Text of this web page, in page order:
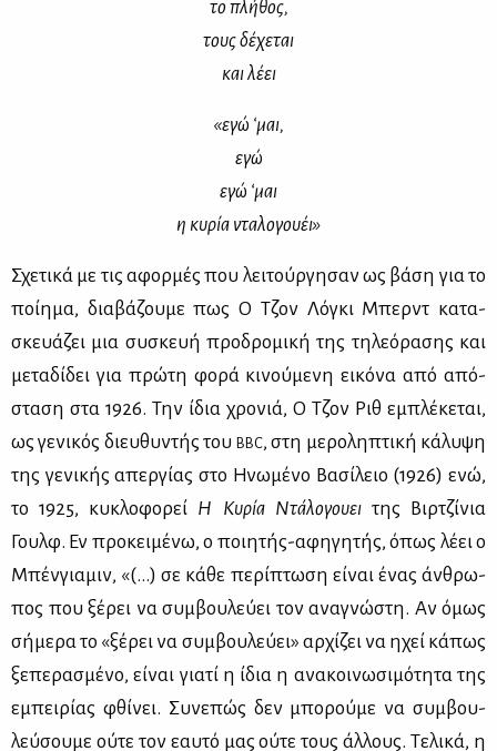
το πλή­θος,
τους δέ­χε­ται
και λέ­ει
«εγώ ‘μαι,
εγώ
εγώ ‘μαι
η κυ­ρία ντα­λο­γου­έι»
Σχε­τι­κά με τις αφορ­μές που λει­τούρ­γη­σαν ως βά­ση για το
ποί­η­μα, δια­βά­ζου­με πως Ο Τζον Λό­γκι Μπερντ κα­τα­
σκευά­ζει μια συ­σκευή προ­δρο­μι­κή της τη­λε­ό­ρα­σης και
με­τα­δί­δει για πρώ­τη φο­ρά κι­νού­με­νη ει­κό­να από από­
στα­ση στα 1926. Την ίδια χρο­νιά, Ο Τζον Ριθ εμπλέ­κε­ται,
ως γε­νι­κός διευ­θυ­ντής του BBC, στη με­ρο­λη­πτι­κή κά­λυ­ψη
της γε­νι­κής απερ­γί­ας στο Ηνω­μέ­νο Βα­σί­λειο (1926) ενώ,
το 1925, κυ­κλο­φο­ρεί Η Κυ­ρία Ντά­λο­γου­ει της Βιρ­τζί­νια
Γουλφ. Εν προ­κει­μέ­νω, ο ποι­η­τής-αφη­γη­τής, όπως λέ­ει ο
Μπέν­για­μιν, «(…) σε κά­θε πε­ρί­πτω­ση εί­ναι ένας άν­θρω­
πος που ξέ­ρει να συμ­βου­λεύ­ει τον ανα­γνώ­στη. Αν όμως
σή­με­ρα το «ξέ­ρει να συμ­βου­λεύ­ει» αρ­χί­ζει να ηχεί κά­πως
ξε­πε­ρα­σμέ­νο, εί­ναι για­τί η ίδια η ανα­κοι­νω­σι­μό­τη­τα της
εμπει­ρί­ας φθί­νει. Συ­νε­πώς δεν μπο­ρού­με να συμ­βου­
λεύ­σου­με ού­τε τον εαυ­τό μας ού­τε τους άλ­λους. Τε­λι­κά, η